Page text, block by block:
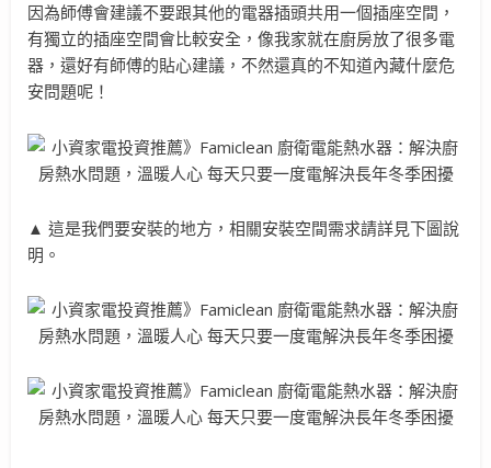
因為師傅會建議不要跟其他的電器插頭共用一個插座空間，
有獨立的插座空間會比較安全，像我家就在廚房放了很多電
器，還好有師傅的貼心建議，不然還真的不知道內藏什麼危
安問題呢！
▲ 這是我們要安裝的地方，相關安裝空間需求請詳見下圖說
明。